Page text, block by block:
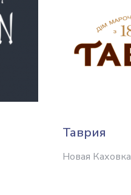
Таврия
Новая Каховка